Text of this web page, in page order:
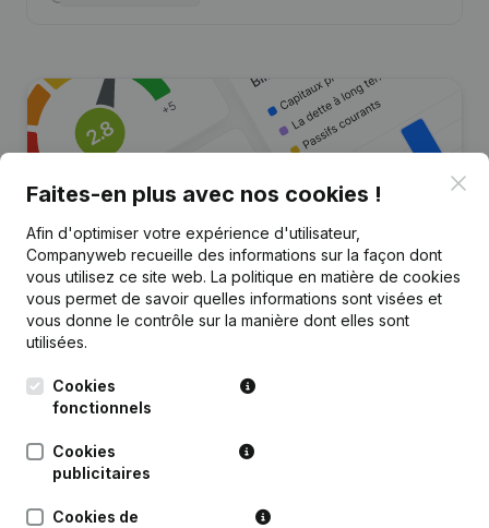
Vous recherchez plus
d’informations sur cette entreprise
?
Consulter la santé en un coup d'oeil
granulaires
importants
Faites-en plus avec nos cookies !
Afin d'optimiser votre expérience d'utilisateur,
Companyweb recueille des informations sur la façon dont
vous utilisez ce site web. La politique en matière de cookies
vous permet de savoir quelles informations sont visées et
vous donne le contrôle sur la manière dont elles sont
utilisées.
Cookies
fonctionnels
Cookies
publicitaires
Cookies de